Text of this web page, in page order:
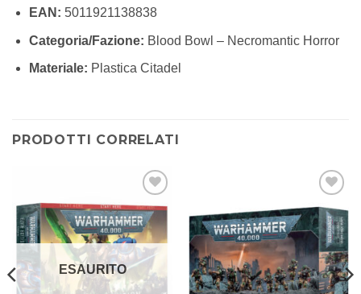
EAN: 5011921138838
Categoria/Fazione: Blood Bowl – Necromantic Horror
Materiale: Plastica Citadel
PRODOTTI CORRELATI
Aggiungi
alla lista
dei
desideri
ESAURITO
Aggiungi
alla lista
dei
desideri